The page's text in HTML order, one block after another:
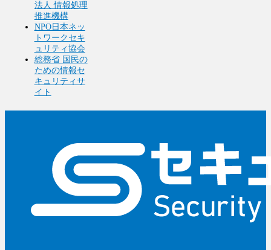
法人 情報処理
推進機構
NPO日本ネッ
トワークセキ
ュリティ協会
総務省 国民の
ための情報セ
キュリティサ
イト